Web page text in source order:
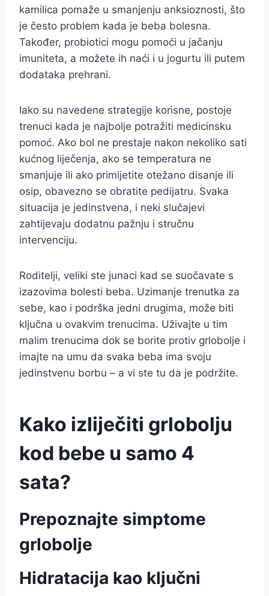
kamilica pomaže u smanjenju anksioznosti, što
je često problem kada je beba bolesna.
Također, probiotici mogu pomoći u jačanju
imuniteta, a možete ih naći i u jogurtu ili putem
dodataka prehrani.
Iako su navedene strategije korisne, postoje
trenuci kada je najbolje potražiti medicinsku
pomoć. Ako bol ne prestaje nakon nekoliko sati
kućnog liječenja, ako se temperatura ne
smanjuje ili ako primijetite otežano disanje ili
osip, obavezno se obratite pedijatru. Svaka
situacija je jedinstvena, i neki slučajevi
zahtijevaju dodatnu pažnju i stručnu
intervenciju.
Roditelji, veliki ste junaci kad se suočavate s
izazovima bolesti beba. Uzimanje trenutka za
sebe, kao i podrška jedni drugima, može biti
ključna u ovakvim trenucima. Uživajte u tim
malim trenucima dok se borite protiv grlobolje i
imajte na umu da svaka beba ima svoju
jedinstvenu borbu – a vi ste tu da je podržite.
Kako izliječiti grlobolju
kod bebe u samo 4
sata?
Prepoznajte simptome
grlobolje
Hidratacija kao ključni